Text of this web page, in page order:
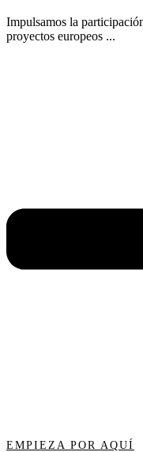
Impulsamos la
proyectos europeos ...
EMPIEZA POR AQUÍ